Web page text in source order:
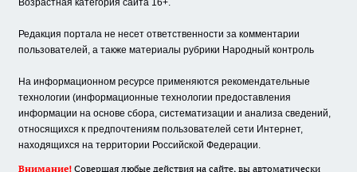
Возрастная категория сайта 16+.
Редакция портала не несет ответственности за комментарии
пользователей, а также материалы рубрики Народный контроль
На информационном ресурсе применяются рекомендательные
технологии (информационные технологии предоставления
информации на основе сбора, систематизации и анализа сведений,
относящихся к предпочтениям пользователей сети Интернет,
находящихся на территории Российской Федерации.
Внимание! Совершая любые действия на сайте, вы автоматически